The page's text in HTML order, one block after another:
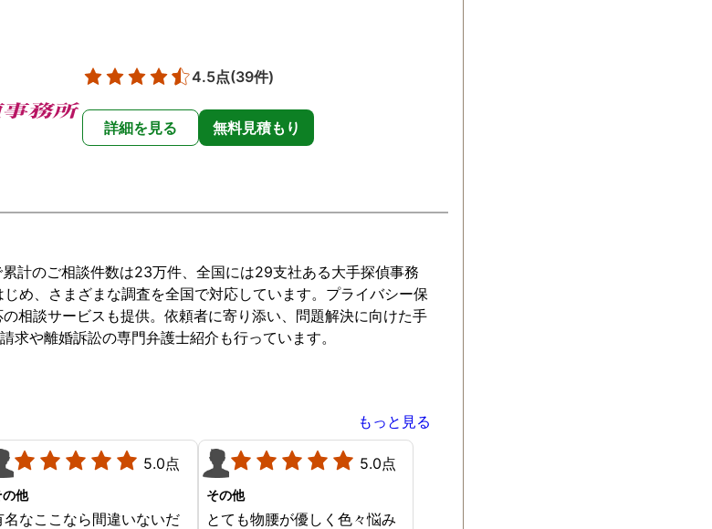
所に主人の浮気調査を依頼す
ることにしました。特に以前
付き合っていた女性との今の
関係を徹底的に調べてもらい
る赤ちゃんのグッズを調べた
りと、私との関係を良好に保
とうと努力していてくれたよ
うです。私は不安が解消さ
は主人には秘密にしてありま
す。
4.5点(39件)
詳細を見る 無料見積もり
計のご相談件数は23万件、全国には29支社ある大手探偵事務
め、さまざまな調査を全国で対応しています。プライバシー保
相談サービスも提供。依頼者に寄り添い、問題解決に向けた手
求や離婚訴訟の専門弁護士紹介も行っています。
もっと見る
5.0点
の他
名なここなら間違いないだ
5.0点
その他
とても物腰が優しく色々悩み